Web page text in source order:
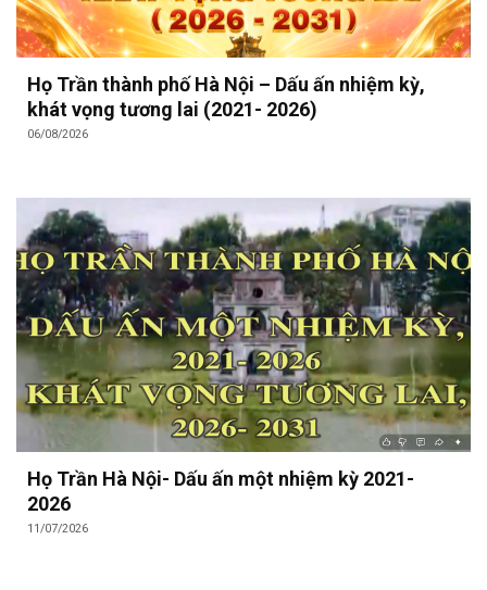
Họ Trần thành phố Hà Nội – Dấu ấn nhiệm kỳ,
khát vọng tương lai (2021- 2026)
06/08/2026
Họ Trần Hà Nội- Dấu ấn một nhiệm kỳ 2021-
2026
11/07/2026